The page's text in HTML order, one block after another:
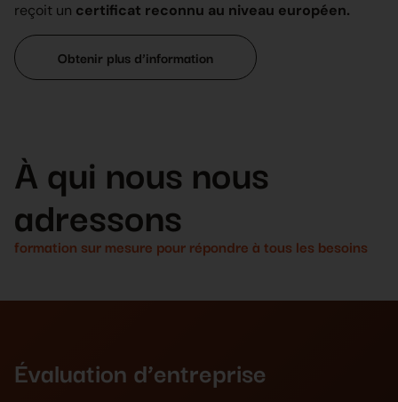
reçoit un certificat reconnu au niveau européen.
Obtenir plus d’information
À qui nous nous
adressons
formation sur mesure pour répondre à tous les besoins
Évaluation d’entreprise